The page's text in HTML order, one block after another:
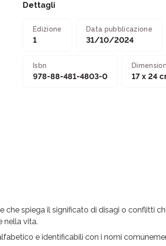
Dettagli
Edizione
1
Data pubblicazione
31/10/2024
Isbn
978-88-481-4803-0 17 x 24
che spiega il significato di disagi o conflitti
nella vita.
e identificabili con i nomi